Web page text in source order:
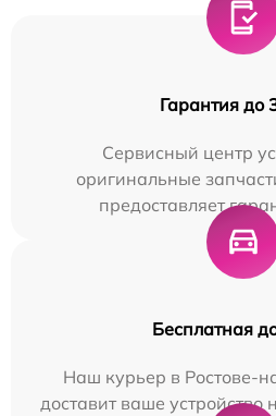
Гарантия до
Сервисный центр
оригинальные
предоставляет
Бесплатная
Наш курьер в Ростове-
доставит ваше устройство